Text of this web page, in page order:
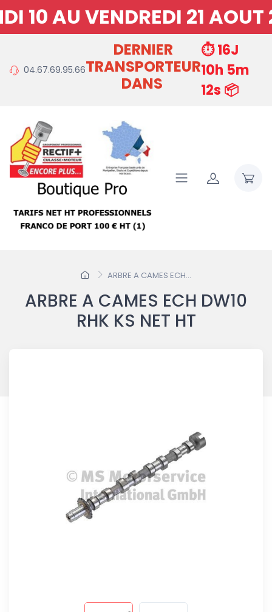
10 AU VENDREDI 21
04.67.69.95.66
DERNIER
TRANSPORTEUR
DANS
⏱️ 16J
10h 5m
11s 📦
ARBRE A CAMES ECH...
ARBRE A CAMES ECH DW10
RHK KS NET HT